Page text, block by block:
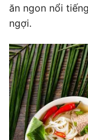
ăn ngon nổi
ngợi.